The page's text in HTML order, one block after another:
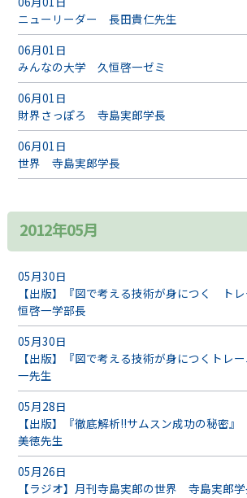
ニューリーダー 長田貴仁先生
06月01日
みんなの大学 久恒啓一ゼミ
06月01日
財界さっぽろ 寺島実郎学長
06月01日
世界 寺島実郎学長
2012年05月
05月30日
【出版】『図で考える技術が身につく ト
恒啓一学部長
05月30日
【出版】『図で考える技術が身につくトレ
一先生
05月28日
【出版】『徹底解析!!サムスン成功の秘密』
美徳先生
05月26日
【ラジオ】月刊寺島実郎の世界 寺島実郎